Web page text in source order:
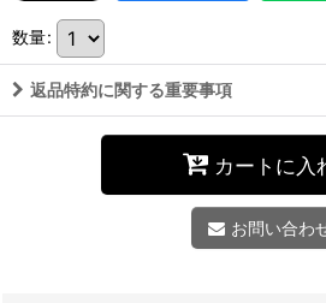
数量:
返品特約に関する重要事項
カートに入
お問い合わ